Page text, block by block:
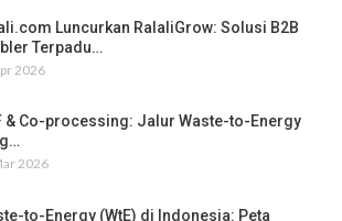
Luncurkan RalaliGrow: Solusi B2B
Terpadu…
2026
& Co-processing: Jalur Waste-to-Energy
2026
to-Energy (WtE) di Indonesia: Peta